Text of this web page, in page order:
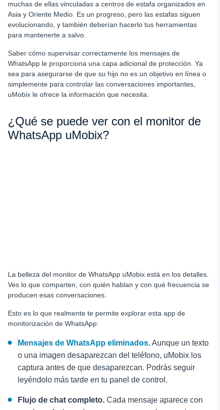
muchas de ellas vinculadas a centros de estafa organizados en
Asia y Oriente Medio. Es un progreso, pero las estafas siguen
evolucionando, y también deberían hacerlo tus herramientas
para mantenerte a salvo.
Saber cómo supervisar correctamente los mensajes de
WhatsApp le proporciona una capa adicional de protección. Ya
sea para asegurarse de que su hijo no es un objetivo en línea o
simplemente para controlar las conversaciones importantes,
uMobix le ofrece la información que necesita.
¿Qué se puede ver con el monitor de
WhatsApp uMobix?
La belleza del monitor de WhatsApp uMobix está en los detalles.
Ves lo que comparten, con quién hablan y con qué frecuencia se
producen esas conversaciones.
Esto es lo que realmente te permite explorar esta app de
monitorización de WhatsApp:
Mensajes de WhatsApp eliminados.Aunque un texto
o una imagen desaparezcan del teléfono, uMobix los
captura antes de que desaparezcan. Podrás seguir
leyéndolo más tarde en tu panel de control.
Flujo de chat completo. Cada mensaje aparece con